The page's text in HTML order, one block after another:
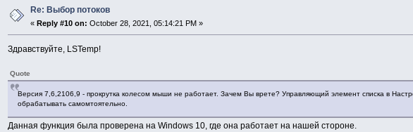
Re: Выбор потоков
« Reply #10 on: October 28, 2021, 05:14:21 PM »
Здравствуйте, LSTemp!
Quote
Версия 7,6,2106,9 - прокрутка колесом мыши не работает. Зачем Вы врете? Управляющий элемент списка в
обрабатывать самомтоятельно.
Данная функция была проверена на Windows 10, где она работает на нашей стороне.